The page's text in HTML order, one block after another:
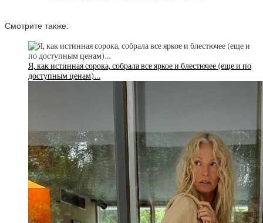
Смотрите также:
Я, как истинная сорока, собрала все яркое и блестючее (еще и по
доступным ценам)…